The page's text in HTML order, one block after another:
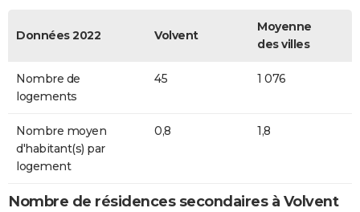
Données 2022 Volvent
Moyenne
des villes
Nombre de
logements
45 1 076
Nombre moyen
d'habitant(s) par
logement
0,8 1,8
Nombre de résidences secondaires à Volvent